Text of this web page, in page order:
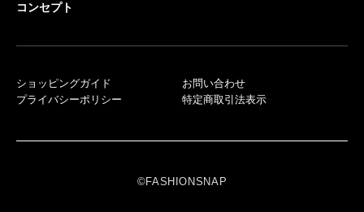
コンセプト
ショッピングガイド
プライバシーポリシー
お問い合わせ
特定商取引法表示
©FASHIONSNAP